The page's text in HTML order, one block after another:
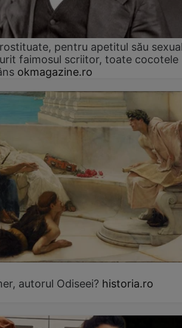
pentru apetitul său
faimosul scriitor, toate cocotele
okmagazine.ro
autorul Odiseei? historia.ro